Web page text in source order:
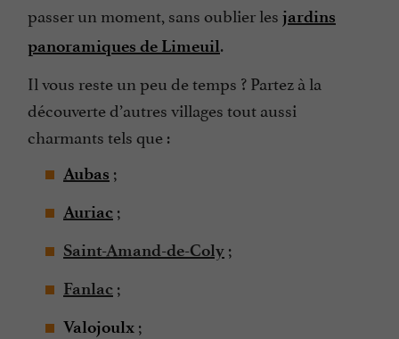
passer un moment, sans oublier les jardins
panoramiques de Limeuil.
Il vous reste un peu de temps ? Partez à la
découverte d’autres villages tout aussi
charmants tels que :
Aubas ;
Auriac ;
Saint-Amand-de-Coly ;
Fanlac ;
Valojoulx ;